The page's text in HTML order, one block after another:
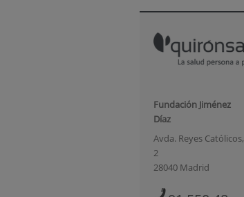
Fundación Jiménez
Díaz
Avda. Reyes Católicos,
2
28040 Madrid